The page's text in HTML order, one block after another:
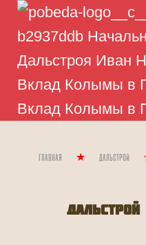
Главная Дальстрой
Дальстрой